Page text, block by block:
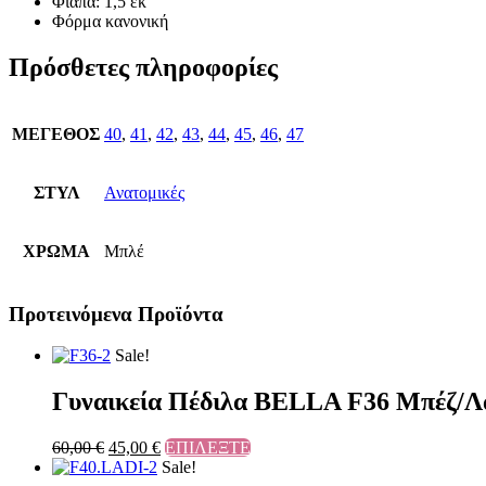
Φόρμα κανονική
Πρόσθετες πληροφορίες
ΜΕΓΕΘΟΣ 40, 41 , 42, 43, 44, 45, 46, 47
ΣΤΥΛ Ανατομικές
ΧΡΩΜΑ Μπλέ
Προτεινόμενα Προϊόντα
Sale!
Γυναικεία Πέδιλα BELLA F36 Μπέζ/
60,00€ 45,00 € ΕΠΙΛΕΞΤΕ
Sale!